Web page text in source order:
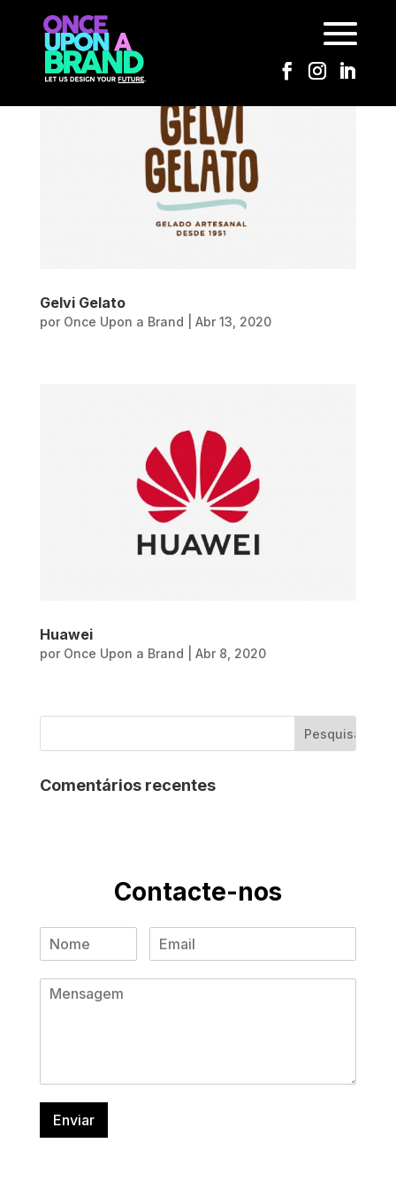
Gelvi Gelato
por Once Upon a Brand Abr 13, 2020
Huawei
por Once Upon a Brand Abr 8, 2020
Comentários recentes
Contacte-nos
Enviar